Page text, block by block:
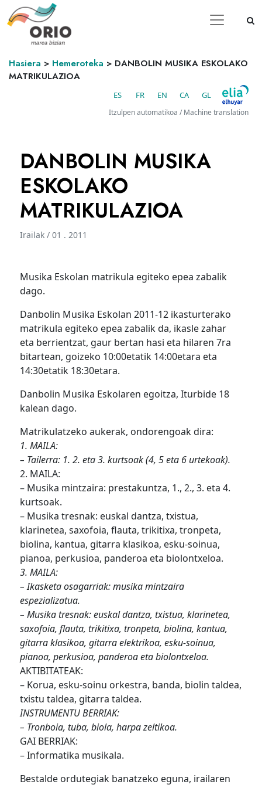
Hasiera > Hemeroteka > DANBOLIN MUSIKA ESKOLAKO
MATRIKULAZIOA
ES FR EN CA GL
Itzulpen automatikoa / Machine translation
DANBOLIN MUSIKA
ESKOLAKO
MATRIKULAZIOA
Irailak / 01 . 2011
Musika Eskolan matrikula egiteko epea zabalik
dago.
Danbolin Musika Eskolan 2011-12 ikasturterako
matrikula egiteko epea zabalik da, ikasle zahar
eta berrientzat, gaur bertan hasi eta hilaren 7ra
bitartean, goizeko 10:00etatik 14:00etara eta
14:30etatik 18:30etara.
Danbolin Musika Eskolaren egoitza, Iturbide 18
kalean dago.
Matrikulatzeko aukerak, ondorengoak dira:
1. MAILA:
– Tailerra: 1. 2. eta 3. kurtsoak (4, 5 eta 6 urtekoak).
2. MAILA:
– Musika mintzaira: prestakuntza, 1., 2., 3. eta 4.
kurtsoak.
– Musika tresnak: euskal dantza, txistua,
klarinetea, saxofoia, flauta, trikitixa, tronpeta,
biolina, kantua, gitarra klasikoa, esku-soinua,
pianoa, perkusioa, panderoa eta biolontxeloa.
3. MAILA:
– Ikasketa osagarriak: musika mintzaira
espezializatua.
– Musika tresnak: euskal dantza, txistua, klarinetea,
saxofoia, flauta, trikitixa, tronpeta, biolina, kantua,
gitarra klasikoa, gitarra elektrikoa, esku-soinua,
pianoa, perkusioa, panderoa eta biolontxeloa.
AKTIBITATEAK:
– Korua, esku-soinu orkestra, banda, biolin taldea,
txistu taldea, gitarra taldea.
INSTRUMENTU BERRIAK:
– Tronboia, tuba, biola, harpa zeltikoa.
GAI BERRIAK:
– Informatika musikala.
Bestalde ordutegiak banatzeko eguna, irailaren